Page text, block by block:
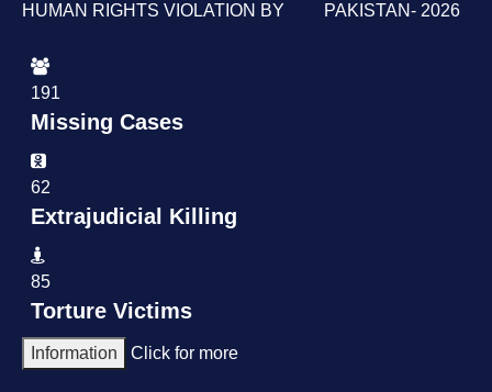
HUMAN RIGHTS VIOLATION BY PAKISTAN- 2026
191
Missing Cases
62
Extrajudicial Killing
85
Torture Victims
Click for more
Information